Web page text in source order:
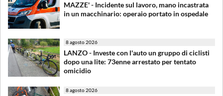
MAZZE' - Incidente sul lavoro, mano incastrata
in un macchinario: operaio portato in ospedale
8 agosto 2026
LANZO - Investe con l'auto un gruppo di ciclisti
dopo una lite: 73enne arrestato per tentato
omicidio
8 agosto 2026